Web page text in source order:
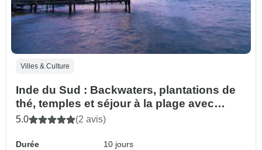
Villes & Culture
Inde du Sud : Backwaters, plantations de
thé, temples et séjour à la plage avec
guide et chauffeur privés
5.0 (2 avis)
Durée
10 jours